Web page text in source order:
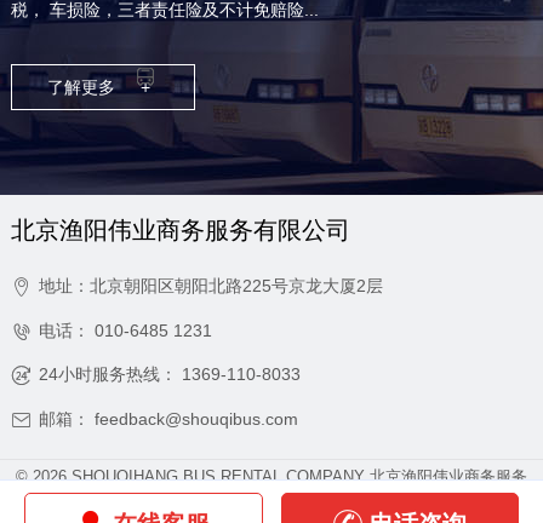
税， 车损险，三者责任险及不计免赔险...
了解更多 +
北京渔阳伟业商务服务有限公司
 地址：北京朝阳区朝阳北路225号京龙大厦2层
 电话： 010-6485 1231
 24小时服务热线： 1369-110-8033
 邮箱： feedback@shouqibus.com
©2026 SHOUQIHANG BUS RENTAL COMPANY北京渔阳伟业商务服务
有限公司
京ICP备2020042646号-3 txt|